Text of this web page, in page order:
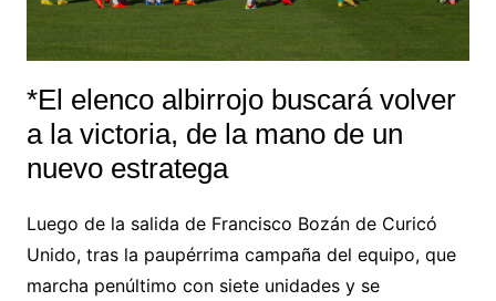
*El elenco albirrojo buscará volver
a la victoria, de la mano de un
nuevo estratega
Luego de la salida de Francisco Bozán de Curicó
Unido, tras la paupérrima campaña del equipo, que
marcha penúltimo con siete unidades y se